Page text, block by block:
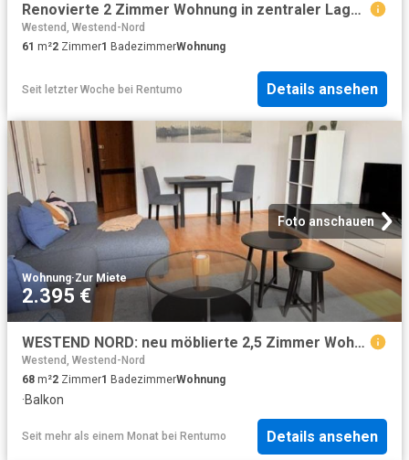
Renovierte 2 Zimmer Wohnung in zentraler Lage von Frankfurt Westend
Westend, Westend-Nord
61 m²2 Zimmer1 BadezimmerWohnung
Seit letzter Woche bei Rentumo Details ansehen
Foto anschauen
Wohnung·Zur Miete
2.395 €
WESTEND NORD: neu möblierte 2,5 Zimmer Wohnung mit Balkon und Skyline Blick, Erstbezug nach Renovierung
Westend, Westend-Nord
68 m²2 Zimmer1 BadezimmerWohnung
·Balkon
Seit mehr als einem Monat bei Rentumo Details ansehen